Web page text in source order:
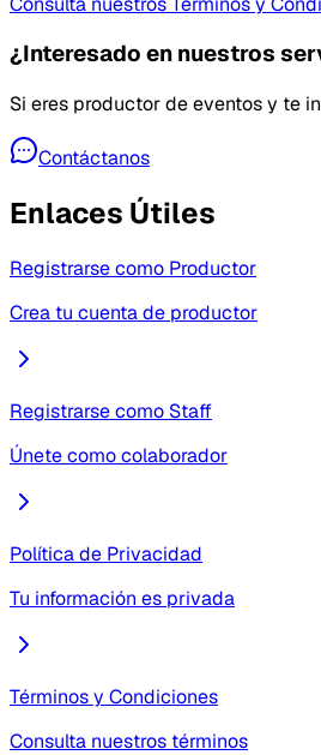
¿Interesado en nuestros
Si eres productor de eventos y te
Contáctanos
Enlaces Útiles
Registrarse como Productor
Crea tu cuenta de productor
Registrarse como Staff
Únete como colaborador
Política de Privacidad
Tu información es privada
Términos y Condiciones
Consulta nuestros términos